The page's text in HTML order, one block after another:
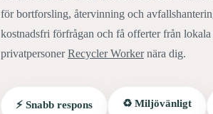
för bortforsling, återvinning och
kostnadsfri förfrågan och få offerter från lokala
privatpersonerRecycler Workernära dig.
⚡ Snabb respons ♻️ Miljövänligt